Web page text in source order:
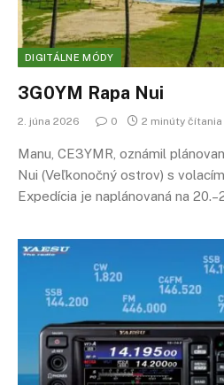
DIGITÁLNE MÓDY
3G0YM Rapa Nui
2. júna 2026 0 2 minúty čítania
Manu, CE3YMR, oznámil
Nui (Veľkonočný ostrov) s
Expedícia je naplánovaná na